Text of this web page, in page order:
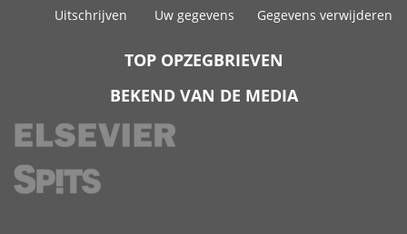
Uitschrijven Uw gegevens Gegevens verwijderen
TOP OPZEGBRIEVEN
BEKEND VAN DE MEDIA